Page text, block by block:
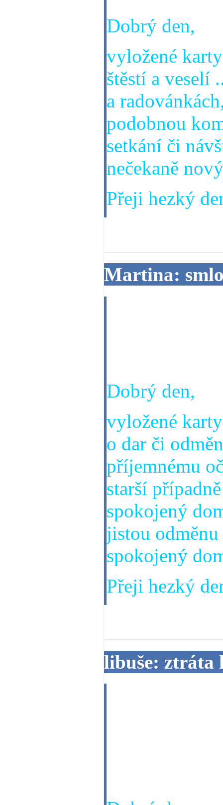
Dobrý den,
vyložené
štěstí a veselí
a
podobnou
setkání či
nečekaně
Přeji hezký
Martina:
Dobrý den,
vyložené
o dar či
příjemnému
starší
spokojený
jistou
spokojený
Přeji hezký
libuše: ztráta